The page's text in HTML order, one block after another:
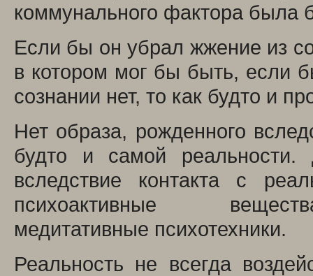
коммунального фактора была
Если бы он убрал жжение из
в котором мог бы быть, если
сознании нет, то как будто и
Нет образа, рожденного
будто и самой реальности.
вследствие контакта с
психоактивные
медитативные психотехники.
Реальность не всегда